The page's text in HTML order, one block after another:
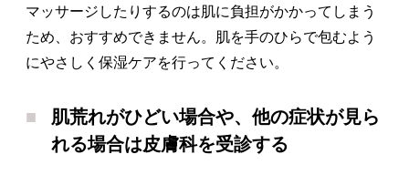
マッサージしたりするのは肌に負担がかかってしまう
ため、おすすめできません。肌を手のひらで包むよう
にやさしく保湿ケアを行ってください。
肌荒れがひどい場合や、他の症状が見ら
れる場合は皮膚科を受診する